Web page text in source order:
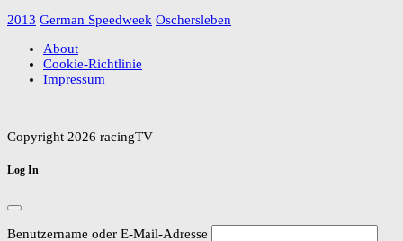
2013 German Speedweek Oschersleben
About
Cookie-Richtlinie
Impressum
Copyright 2026 racingTV
Log In
Benutzername oder E-Mail-Adresse